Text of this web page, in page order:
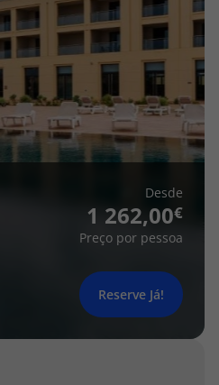
Desde
1 262,00
Preço por pessoa
Reserve Já!